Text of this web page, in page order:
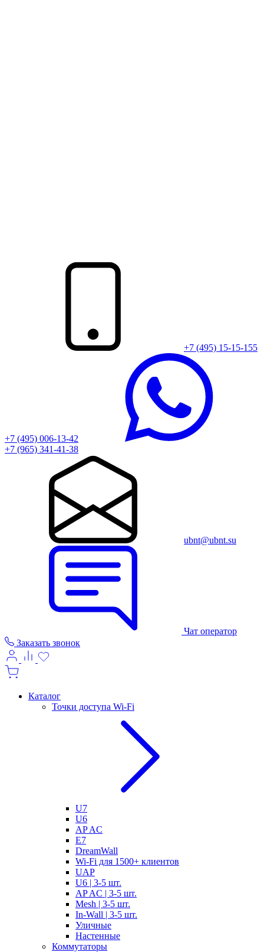
+7 (495) 15-15-155
+7 (495) 006-13-42
+7 (965) 341-41-38
ubnt@ubnt.su
Чат оператор
Заказать звонок
Каталог
Точки доступа Wi-Fi
U7
U6
AP AC
E7
DreamWall
Wi-Fi для 1500+ клиентов
UAP
U6 | 3-5 шт.
AP AC | 3-5 шт.
Mesh | 3-5 шт.
In-Wall | 3-5 шт.
Уличные
Настенные
Коммутаторы